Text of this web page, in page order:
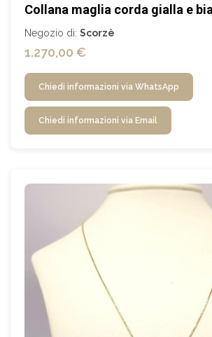
Negozio di: Scorzè
1.270,00 €
Chiedi informazioni via WhatsApp
Chiedi informazioni via Email